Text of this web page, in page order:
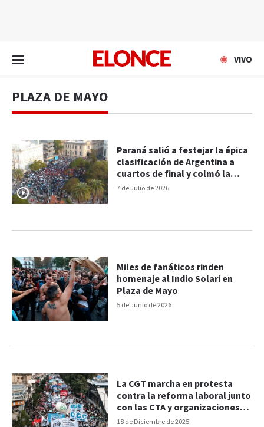
VIVO
PLAZA DE MAYO
7 de Julio de 2026
Paraná salió a festejar la épica
clasificación de Argentina a
cuartos de final y colmó la
Plaza 1° de Mayo
5 de Junio de 2026
Miles de fanáticos rinden
homenaje al Indio Solari en
Plaza de Mayo
18 de Diciembre de 2025
La CGT marcha en protesta
contra la reforma laboral junto
con las CTA y organizaciones
sociales